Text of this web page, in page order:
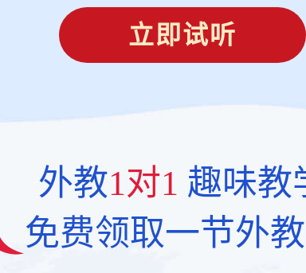
立即试听
外教1对1 趣味教
免费领取一节外